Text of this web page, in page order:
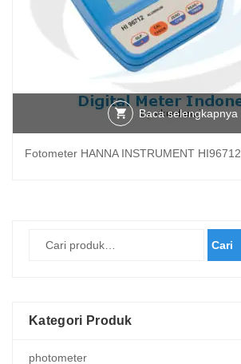
Baca selengkapnya
Fotometer HANNA INSTRUMENT HI96712
Cari
Kategori Produk